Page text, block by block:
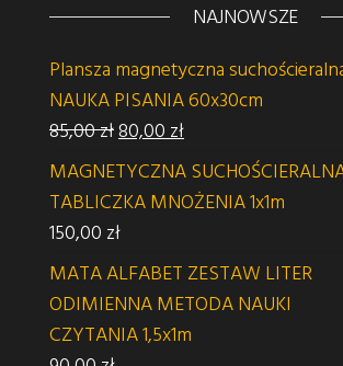
NAJNOWSZE
Plansza magnetyczna
NAUKA PISANIA 60x30cm
85,00złPierwotna cena wynosiła:
80,00 złAktualna cena
MAGNETYCZNA
TABLICZKA MNOŻENIA 1x1m
150,00 zł
MATA ALFABET ZESTAW LITER
ODIMIENNA METODA NAUKI
CZYTANIA 1,5x1m